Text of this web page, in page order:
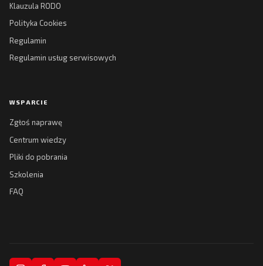
Klauzula RODO
Polityka Cookies
Regulamin
Regulamin usług serwisowych
WSPARCIE
Zgłoś naprawę
Centrum wiedzy
Pliki do pobrania
Szkolenia
FAQ